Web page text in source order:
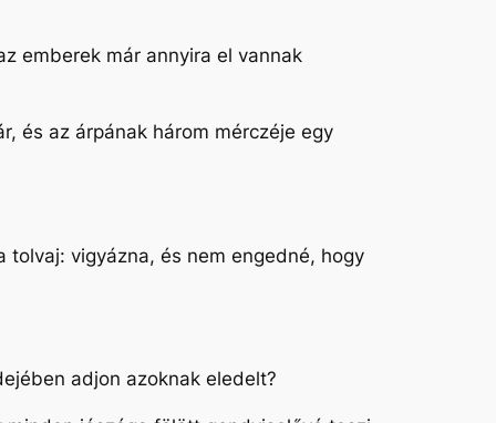
emberek már annyira el vannak
és az árpának három mérczéje egy
tolvaj: vigyázna, és nem engedné, hogy
adjon azoknak eledelt?